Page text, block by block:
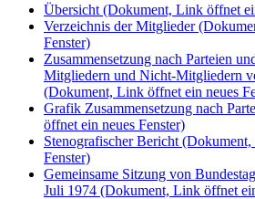
Übersicht (Dokument, Link öffnet
Verzeichnis der Mitglieder
Fenster)
Zusammensetzung nach Parteien
Mitgliedern und Nicht-Mitgliedern
(Dokument, Link öffnet ein neues
Grafik Zusammensetzung nach
öffnet ein neues Fenster)
Stenografischer Bericht (Dokument,
Fenster)
Gemeinsame Sitzung von
Juli 1974 (Dokument, Link öffnet